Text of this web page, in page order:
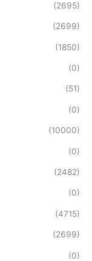
(2695)
(2699)
(1850)
(0)
(51)
(0)
(10000)
(0)
(2482)
(0)
(4715)
(2699)
(0)